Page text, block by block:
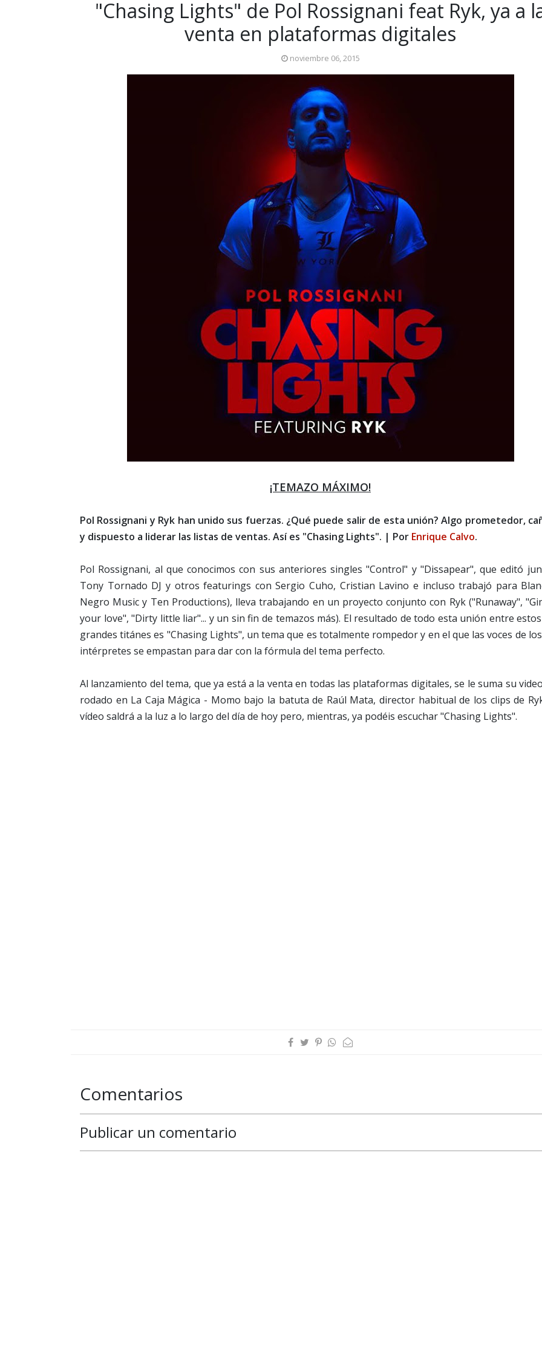
"Chasing Lights" de Pol Rossignani feat Ryk, ya a
venta en plataformas digitales
noviembre 06, 2015
¡TEMAZO MÁXIMO!
Pol Rossignani y Ryk han unido sus fuerzas. ¿Qué puede salir de esta unión? Algo prometedor,
y dispuesto a liderar las listas de ventas. Así es "Chasing Lights". | Por Enrique Calvo.
Pol Rossignani, al que conocimos con sus anteriores singles "Control" y "Dissapear", que editó
Tony Tornado DJ y otros featurings con Sergio Cuho, Cristian Lavino e incluso trabajó para
Negro Music y Ten Productions), lleva trabajando en un proyecto conjunto con Ryk ("Runaway",
your love", "Dirty little liar"... y un sin fin de temazos más). El resultado de todo esta unión entre
grandes titánes es "Chasing Lights", un tema que es totalmente rompedor y en el que las voces de
intérpretes se empastan para dar con la fórmula del tema perfecto.
Al lanzamiento del tema, que ya está a la venta en todas las plataformas digitales, se le suma su
rodado en La Caja Mágica - Momo bajo la batuta de Raúl Mata, director habitual de los clips de
vídeo saldrá a la luz a lo largo del día de hoy pero, mientras, ya podéis escuchar "Chasing Lights".
Comentarios
Publicar un comentario